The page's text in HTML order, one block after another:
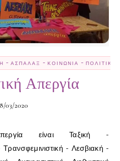
- ΑΣΠΆΛΑΞ - ΚΟΙΝΩΝΊΑ - ΠΟΛΙΤΙΚΉ
Απεργία
03/2020
είναι Ταξική -
Τρανσφεμινιστική - Λεσβιακή -